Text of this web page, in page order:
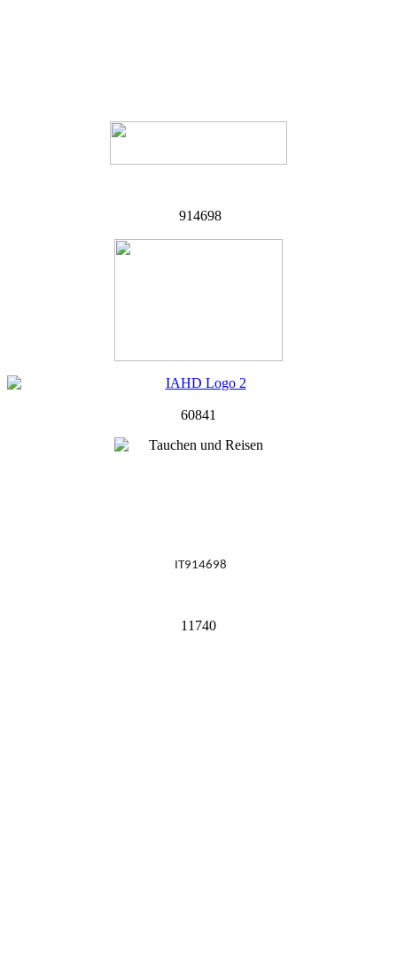
914698
60841
IT914698
11740